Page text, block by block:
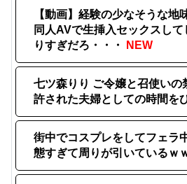
【動画】経験の少なそうな地
同人AVで生挿入セックスし
りすぎだろ・・・
NEW
七ツ森りり ご令嬢と召使い
許された夫婦としての時間を
街中でコスプレをしてフェラ
態すぎて周りが引いているｗ